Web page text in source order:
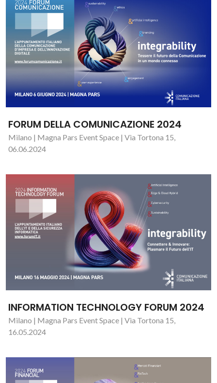
FORUM DELLA COMUNICAZIONE 2024
Milano | Magna Pars Event Space | Via Tortona 15,
06.06.2024
INFORMATION TECHNOLOGY FORUM 2024
Milano | Magna Pars Event Space | Via Tortona 15,
16.05.2024